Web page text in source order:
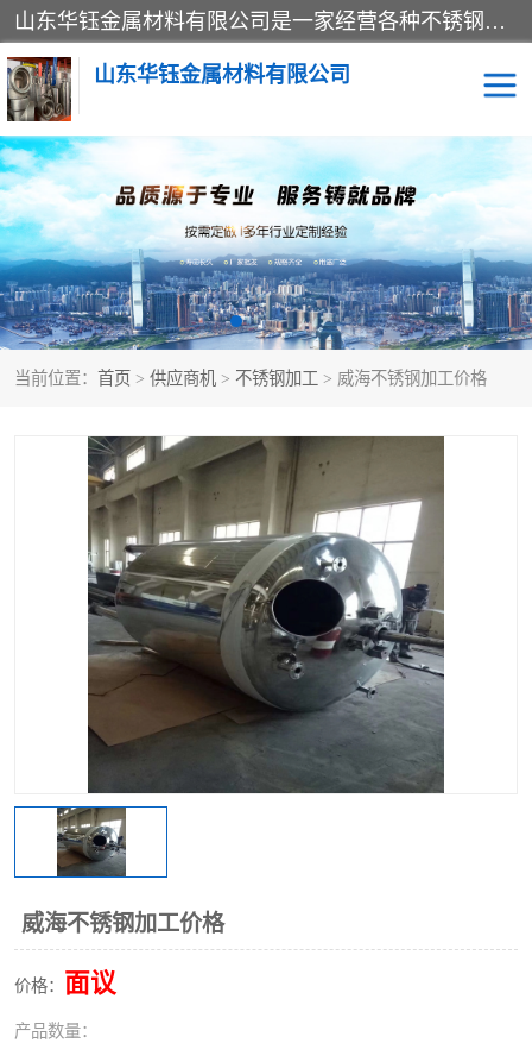
山东华钰金属材料有限公司是一家经营各种不锈钢管材、板材、圆钢、法兰、封头、型材等产品的公司；主营产品有：不锈钢管，激光切割，管件标准件，不锈钢圆钢，不锈钢人孔，不锈钢亮管，不锈钢角钢，不锈钢加工，不锈钢管子，不锈钢工业方管，不锈钢封头，不锈钢法兰，不锈钢阀门，不锈钢槽钢，不锈钢扁钢，不锈钢板等；可为客户制作各种规格的型材及不锈钢配件、非标准件及各种容器具等，能满足客户的不同采购要求。
山东华钰金属材料有限公司
当前位置： 首页 > 供应商机 > 不锈钢加工 > 威海不锈钢加工价格
威海不锈钢加工价格
价格： 面议
产品数量：
不锈钢管 激光切割
管件标准件 不锈钢圆钢
不锈钢人孔 不锈钢亮管
不锈钢角钢 不锈钢加工
不锈钢板 不锈钢工业方管
不锈钢封头 不锈钢法兰
不锈钢阀门 不锈钢槽钢
不锈钢扁钢